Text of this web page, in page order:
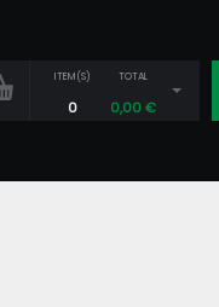
ITEM(S)
0
TOTAL
0,00€